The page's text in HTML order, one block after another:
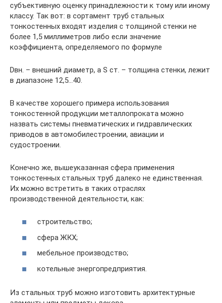
субъективную оценку принадлежности к тому или иному
классу. Так вот: в сортамент труб стальных
тонкостенных входят изделия с толщиной стенки не
более 1,5 миллиметров либо если значение
коэффициента, определяемого по формуле
Dвн. – внешний диаметр, а S ст. – толщина стенки, лежит
в диапазоне 12,5…40.
В качестве хорошего примера использования
тонкостенной продукции металлопроката можно
назвать системы пневматических и гидравлических
приводов в автомобилестроении, авиации и
судостроении.
Конечно же, вышеуказанная сфера применения
тонкостенных стальных труб далеко не единственная.
Их можно встретить в таких отраслях
производственной деятельности, как:
строительство;
сфера ЖКХ;
мебельное производство;
котельные энергопредприятия.
Из стальных труб можно изготовить архитектурные